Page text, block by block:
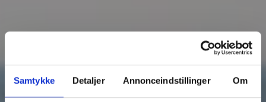
Samtykke Detaljer Annonceindstillinger Om